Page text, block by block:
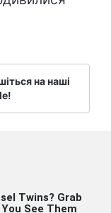
на наші